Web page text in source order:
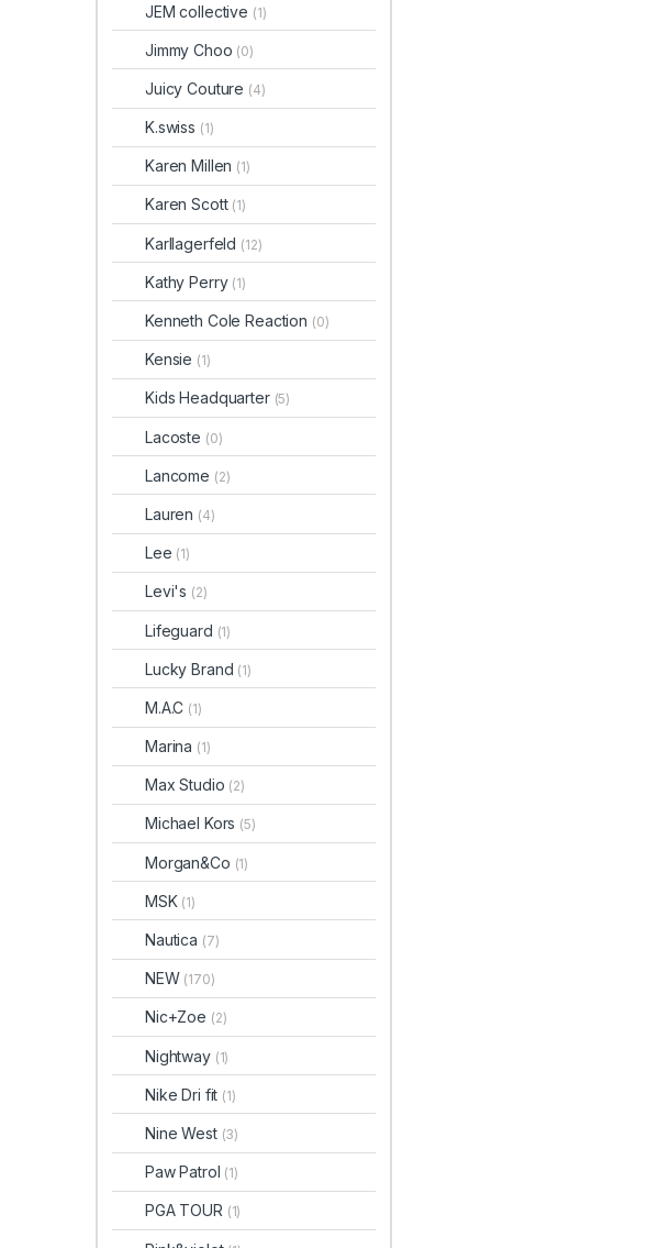
JEM collective (1)
Jimmy Choo (0)
Juicy Couture (4)
K.swiss (1)
Karen Millen (1)
Karen Scott (1)
Karllagerfeld (12)
Kathy Perry (1)
Kenneth Cole Reaction (0)
Kensie (1)
Kids Headquarter (5)
Lacoste (0)
Lancome (2)
Lauren (4)
Lee (1)
Levi's (2)
Lifeguard (1)
Lucky Brand (1)
M.A.C (1)
Marina (1)
Max Studio (2)
Michael Kors (5)
Morgan&Co (1)
MSK (1)
Nautica (7)
NEW (170)
Nic+Zoe (2)
Nightway (1)
Nike Dri fit (1)
Nine West (3)
Paw Patrol (1)
PGA TOUR (1)